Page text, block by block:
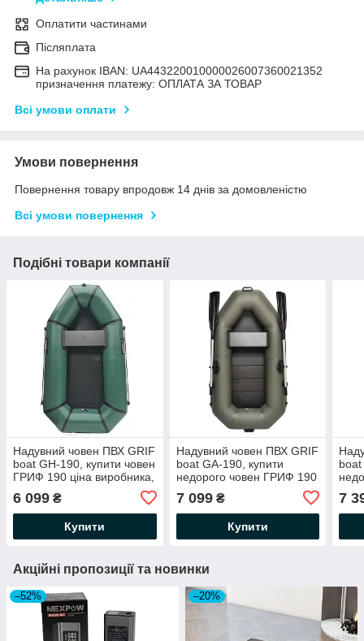
Оплатити частинами
Післяплата
На рахунок IBAN: UA443220010000026007360021352
призначення платежу: ОПЛАТА ЗА ТОВАР
Всі умови оплати
Умови повернення
Повернення товару впродовж 14 днів за домовленістю
Всі умови повернення
Подібні товари компанії
Надувний човен ПВХ GRIF
boat GH-190, купити човен
ГРИФ 190 ціна виробника,
6 099 ₴
Купити
Надувний човен ПВХ GRIF
boat GA-190, купити
недорого човен ГРИФ 190
човни
7 099₴
Купити
boat
7
Акційні пропозиції та новинки
–52% –20%